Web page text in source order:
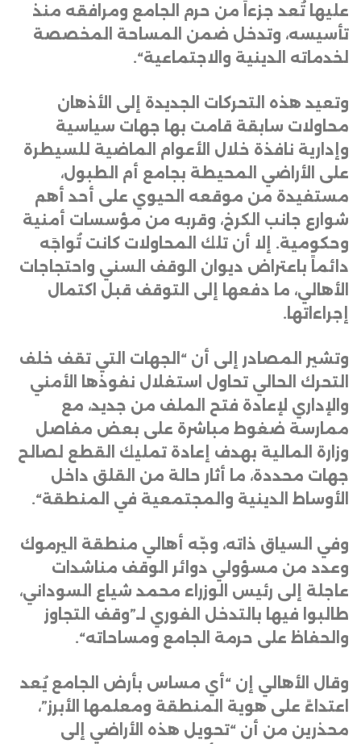
عليها تُعد جزءاً من حرم الجامع ومرافقه منذ
تأسيسه، وتدخل ضمن المساحة المخصصة
لخدماته الدينية والاجتماعية“.
وتعيد هذه التحركات الجديدة إلى الأذهان
محاولات سابقة قامت بها جهات سياسية
وإدارية نافذة خلال الأعوام الماضية للسيطرة
على الأراضي المحيطة بجامع أم الطبول،
مستفيدة من موقعه الحيوي على أحد أهم
شوارع جانب الكرخ، وقربه من مؤسسات أمنية
وحكومية. إلا أن تلك المحاولات كانت تُواجَه
دائماً باعتراض ديوان الوقف السني واحتجاجات
الأهالي، ما دفعها إلى التوقف قبل اكتمال
إجراءاتها .
وتشير المصادر إلى أن “الجهات التي تقف خلف
التحرك الحالي تحاول استغلال نفوذها الأمني
والإداري لإعادة فتح الملف من جديد، مع
ممارسة ضغوط مباشرة على بعض مفاصل
وزارة المالية بهدف إعادة تمليك القطع لصالح
جهات محددة، ما أثار حالة من القلق داخل
الأوساط الدينية والمجتمعية في المنطقة“.
وفي السياق ذاته، وجّه أهالي منطقة اليرموك
وعدد من مسؤولي دوائر الوقف مناشدات
عاجلة إلى رئيس الوزراء محمد شياع السوداني،
طالبوا فيها بالتدخل الفوري لـ”وقف التجاوز
والحفاظ على حرمة الجامع ومساحاته“.
وقال الأهالي إن “أي مساس بأرض الجامع يُعد
اعتداءً على هوية المنطقة ومعلمها الأبرز”،
محذرين من أن “تحويل هذه الأراضي إلى